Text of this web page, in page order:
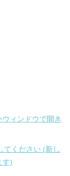
ィンドウで開き
てください (新し
す)